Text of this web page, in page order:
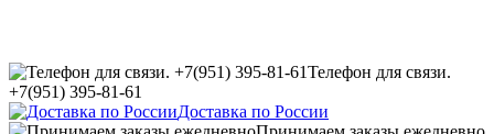
Телефон для связи.
+7(951) 395-81-61
Доставка по России